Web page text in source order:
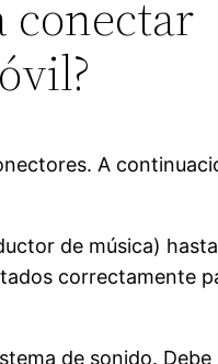
conectar
A
de música)
correctamente
de sonido. Debe